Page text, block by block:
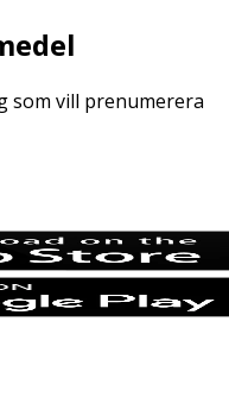
som vill prenumerera